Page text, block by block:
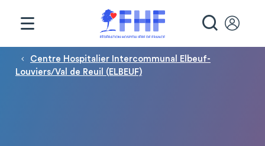
Fil d'Ariane
Centre Hospitalier Intercommunal Elbeuf-
Louviers/Val de Reuil (ELBEUF)
Panneau de gestion des cookies